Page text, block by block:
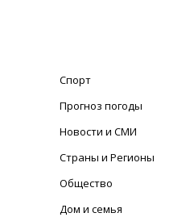
Спорт
Прогноз погоды
Новости и СМИ
Страны и Регионы
Общество
Дом и семья